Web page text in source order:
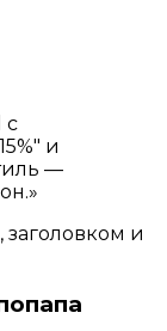
с
и
—
заголовком и